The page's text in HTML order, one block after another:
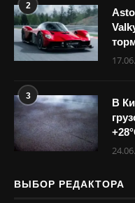
2
3
В
ВЫБОР РЕДАКТОРА